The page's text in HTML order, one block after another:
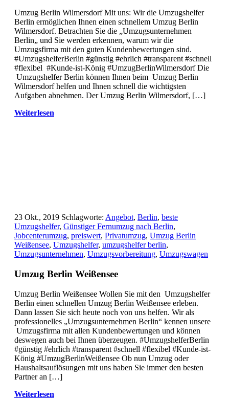
Umzug Berlin Wilmersdorf Mit uns: Wir die Umzugshelfer
Berlin ermöglichen Ihnen einen schnellem Umzug Berlin
Wilmersdorf. Betrachten Sie die „Umzugsunternehmen
Berlin„ und Sie werden erkennen, warum wir die
Umzugsfirma mit den guten Kundenbewertungen sind.
#UmzugshelferBerlin #günstig #ehrlich #transparent #schnell
#flexibel #Kunde-ist-König #UmzugBerlinWilmersdorf Die
Umzugshelfer Berlin können Ihnen beim Umzug Berlin
Wilmersdorf helfen und Ihnen schnell die wichtigsten
Aufgaben abnehmen. Der Umzug Berlin Wilmersdorf, […]
Weiterlesen
23 Okt., 2019 Schlagworte: Angebot, Berlin, beste
Umzugshelfer, Günstiger Fernumzug nach Berlin,
Jobcenterumzug, preiswert, Privatumzug, Umzug Berlin
Weißensee, Umzugshelfer, umzugshelfer berlin,
Umzugsunternehmen, Umzugsvorbereitung, Umzugswagen
Umzug Berlin Weißensee
Umzug Berlin Weißensee Wollen Sie mit den Umzugshelfer
Berlin einen schnellen Umzug Berlin Weißensee erleben.
Dann lassen Sie sich heute noch von uns helfen. Wir als
professionelles „Umzugsunternehmen Berlin“ kennen unsere
Umzugsfirma mit allen Kundenbewertungen und können
deswegen auch bei Ihnen überzeugen. #UmzugshelferBerlin
#günstig #ehrlich #transparent #schnell #flexibel #Kunde-ist-
König #UmzugBerlinWeißensee Ob nun Umzug oder
Haushaltsauflösungen mit uns haben Sie immer den besten
Partner an […]
Weiterlesen